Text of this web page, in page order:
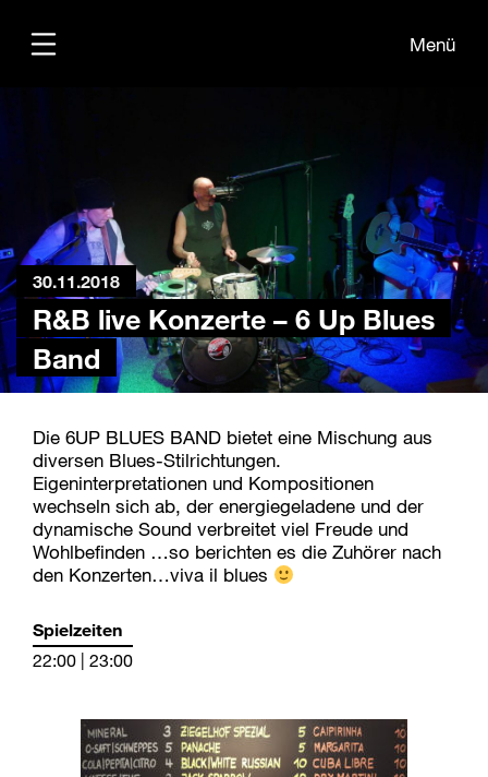
Übersicht
Medien
Kontakt
Menü
30.11.2018
R&B live Konzerte – 6 Up Blues
Band
Die 6UP BLUES BAND bietet eine Mischung aus
diversen Blues-Stilrichtungen.
Eigeninterpretationen und Kompositionen
wechseln sich ab, der energiegeladene und der
dynamische Sound verbreitet viel Freude und
Wohlbefinden …so berichten es die Zuhörer nach
den Konzerten…viva il blues
Spielzeiten
22:00 | 23:00